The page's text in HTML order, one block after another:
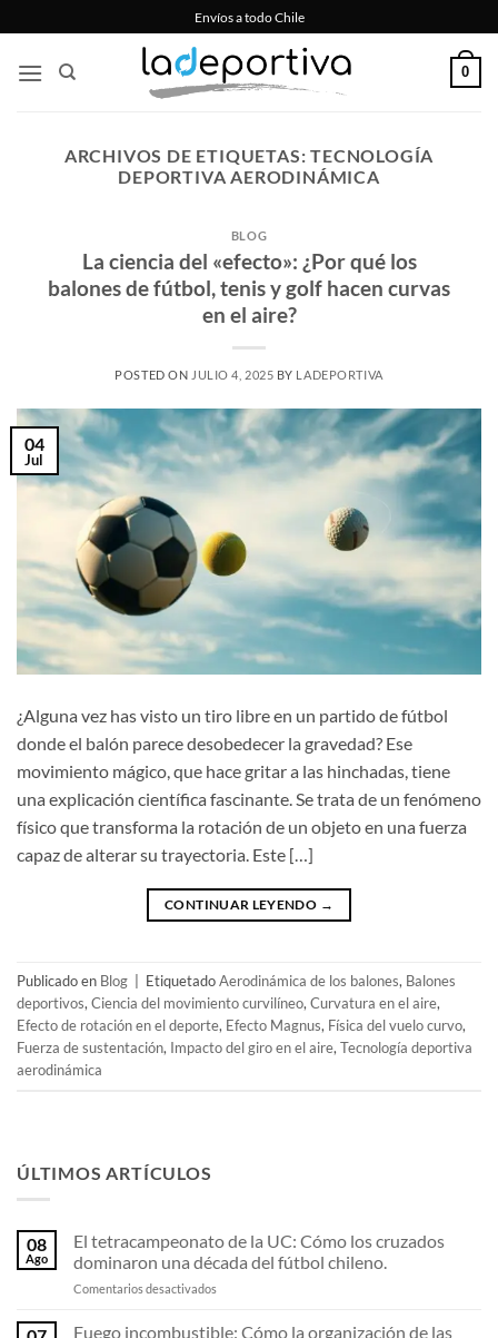
al
contenido
Envíos a todo Chile
0
ARCHIVOS DE ETIQUETAS:TECNOLOGÍA
DEPORTIVA AERODINÁMICA
BLOG
La ciencia del «efecto»: ¿Por qué los
balones de fútbol, tenis y golf hacen curvas
en el aire?
POSTED ON JULIO 4, 2025 BY LADEPORTIVA
04
Jul
¿Alguna vez has visto un tiro libre en un partido de fútbol
donde el balón parece desobedecer la gravedad? Ese
movimiento mágico, que hace gritar a las hinchadas, tiene
una explicación científica fascinante. Se trata de un fenómeno
físico que transforma la rotación de un objeto en una fuerza
capaz de alterar su trayectoria. Este […]
CONTINUAR LEYENDO →
Publicado en Blog EtiquetadoAerodinámica de los balones, Balones
deportivos, Ciencia del movimiento curvilíneo, Curvatura en el aire,
Efecto de rotación en el deporte, Efecto Magnus, Física del vuelo curvo,
Fuerza de sustentación, Impacto del giro en el aire, Tecnología deportiva
aerodinámica
ÚLTIMOS ARTÍCULOS
08
Ago
El tetracampeonato de la UC: Cómo los cruzados
dominaron una década del fútbol chileno.
Comentarios desactivados
tetracampeonato
Fuego incombustible: Cómo la organización de las